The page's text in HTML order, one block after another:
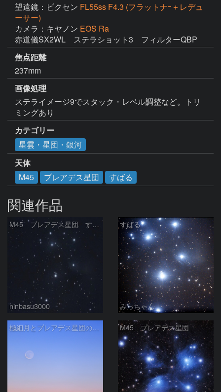
望遠鏡：ビクセン FL55ss F4.3 (フラットナｰ＋レデュ
ーサー)
カメラ：キヤノン EOS Ra
焦点距離
237mm
画像処理
ステライメージ9でスタック・レベル調整など。トリ
ミングあり
カテゴリー
星雲・星団・銀河
天体
M45
プレアデス星団 すばる
関連作品
M45 プレアデス星団 すばる
ninbasu3000
すばる
みっちゃん
極細月とプレアデス星団の接近 M45 プレアデス星団